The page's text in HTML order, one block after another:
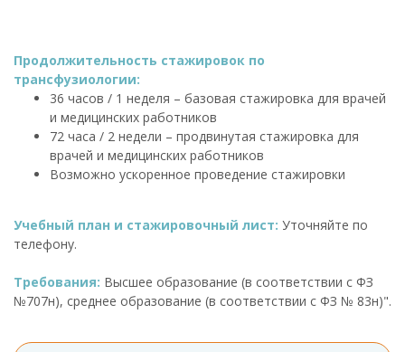
Продолжительность стажировок по
трансфузиологии:
36 часов / 1 неделя – базовая стажировка для врачей
и медицинских работников
72 часа / 2 недели – продвинутая стажировка для
врачей и медицинских работников
Возможно ускоренное проведение стажировки
Учебный план и стажировочный лист: Уточняйте по
телефону.
Требования: Высшее образование (в соответствии с ФЗ
№707н), среднее образование (в соответствии с ФЗ № 83н)".